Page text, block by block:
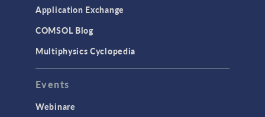
Application Exchange
COMSOL Blog
Multiphysics Cyclopedia
Events
Webinare